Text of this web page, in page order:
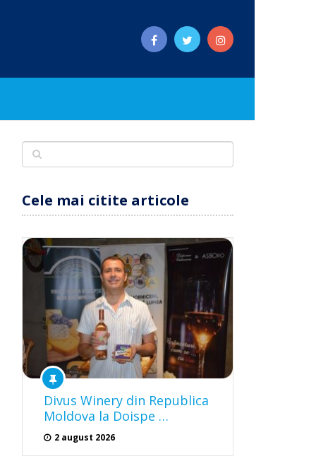
Cele mai citite articole
Divus Winery din Republica
Moldova la Doispe …
2 august 2026